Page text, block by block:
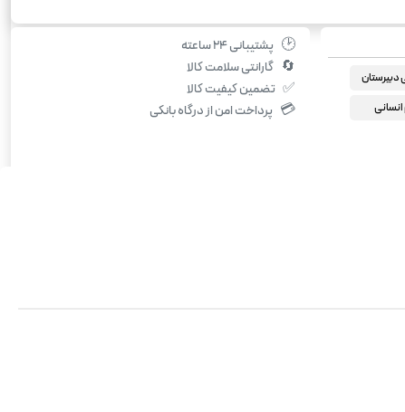
🕑 پشتیبانی ۲۴ ساعته
🔄 گارانتی سلامت کالا
✅ تضمین کیفیت کالا
💳 پرداخت امن از درگاه بانکی